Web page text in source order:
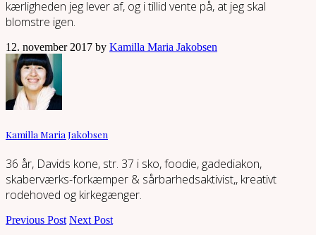
kærligheden jeg lever af, og i tillid vente på, at jeg skal
blomstre igen.
12. november 2017 by Kamilla Maria Jakobsen
Kamilla Maria Jakobsen
36 år, Davids kone, str. 37 i sko, foodie, gadediakon,
skaberværks-forkæmper & sårbarhedsaktivist,, kreativt
rodehoved og kirkegænger.
Previous Post Next Post